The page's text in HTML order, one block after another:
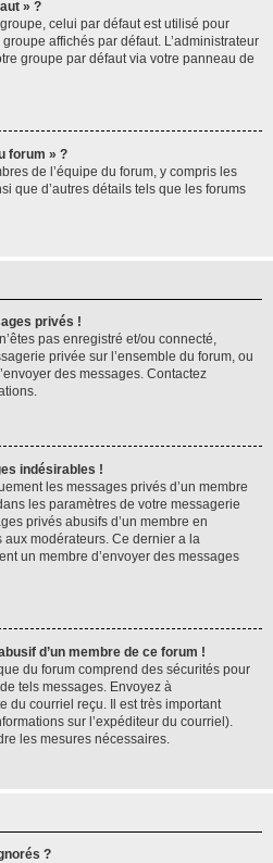
» ?
celui par défaut est utilisé pour
affichés par défaut. L’administrateur
groupe par défaut via votre panneau de
forum » ?
de l’équipe du forum, y compris les
que d’autres détails tels que les forums
privés !
pas enregistré et/ou connecté,
privée sur l’ensemble du forum, ou
des messages. Contactez
indésirables !
les messages privés d’un membre
les paramètres de votre messagerie
privés abusifs d’un membre en
modérateurs. Ce dernier a la
un membre d’envoyer des messages
d’un membre de ce forum !
du forum comprend des sécurités pour
tels messages. Envoyez à
du courriel reçu. Il est très important
sur l’expéditeur du courriel).
les mesures nécessaires.
?